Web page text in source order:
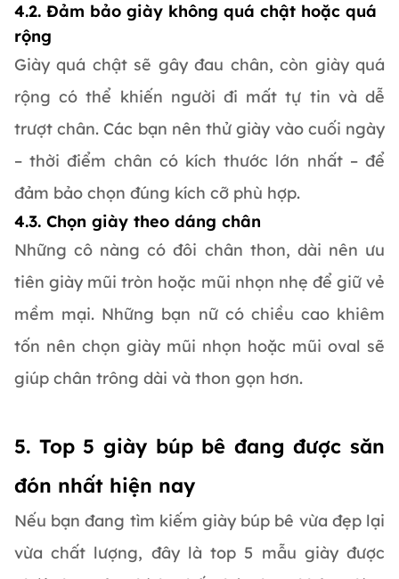
4.2. Đảm bảo giày không quá chật hoặc quá
rộng
Giày quá chật sẽ gây đau chân, còn giày quá
rộng có thể khiến người đi mất tự tin và dễ
trượt chân. Các bạn nên thử giày vào cuối ngày
– thời điểm chân có kích thước lớn nhất – để
đảm bảo chọn đúng kích cỡ phù hợp.
4.3. Chọn giày theo dáng chân
Những cô nàng có đôi chân thon, dài nên ưu
tiên giày mũi tròn hoặc mũi nhọn nhẹ để giữ vẻ
mềm mại. Những bạn nữ có chiều cao khiêm
tốn nên chọn giày mũi nhọn hoặc mũi oval sẽ
giúp chân trông dài và thon gọn hơn.
5. Top 5 giày búp bê đang được săn
đón nhất hiện nay
Nếu bạn đang tìm kiếm giày búp bê vừa đẹp lại
vừa chất lượng, đây là top 5 mẫu giày được